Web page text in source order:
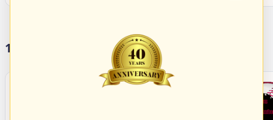
17 Vereine im S/HBV